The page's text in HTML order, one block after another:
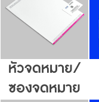
หัวจดหมาย/
ซองจดหมาย